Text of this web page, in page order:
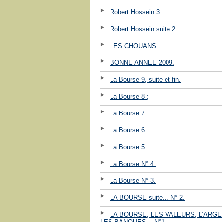
Robert Hossein 3
Robert Hossein suite 2.
LES CHOUANS
BONNE ANNEE 2009.
La Bourse 9, suite et fin.
La Bourse 8 ;
La Bourse 7
La Bourse 6
La Bourse 5
La Bourse N° 4.
La Bourse N° 3.
LA BOURSE suite... N° 2.
LA BOURSE, LES VALEURS,